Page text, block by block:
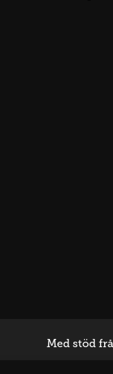
Med stöd